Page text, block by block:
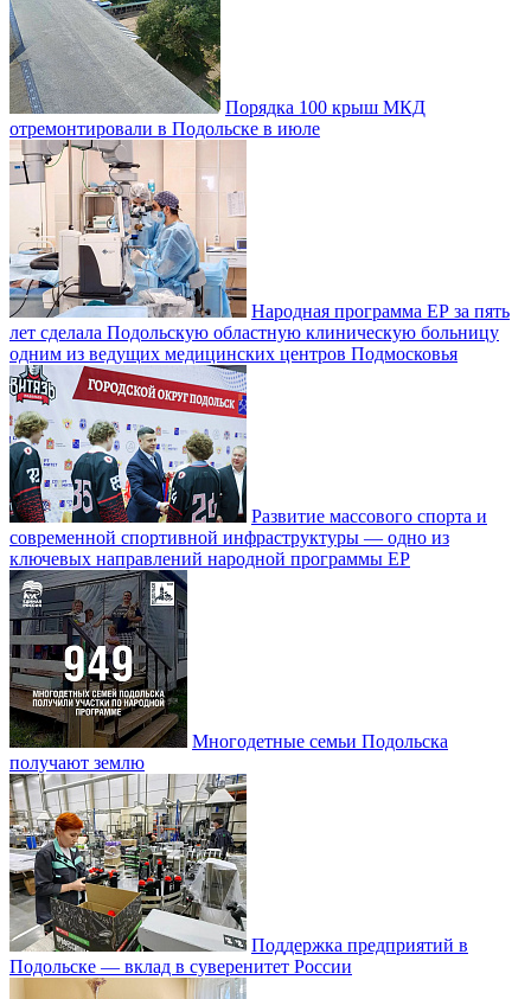
Порядка 100 крыш МКД
отремонтировали в Подольске в июле
Народная программа ЕР за пять
лет сделала Подольскую областную клиническую больницу
одним из ведущих медицинских центров Подмосковья
Развитие массового спорта и
современной спортивной инфраструктуры — одно из
ключевых направлений народной программы ЕР
Многодетные семьи Подольска
получают землю
Поддержка предприятий в
Подольске — вклад в суверенитет России